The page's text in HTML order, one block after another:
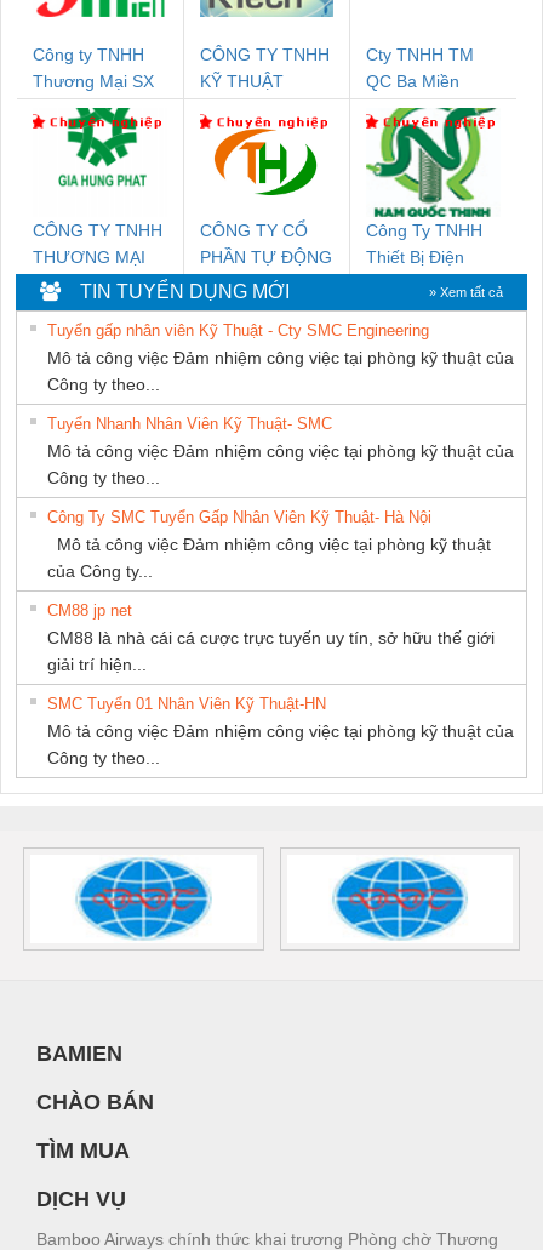
Công ty TNHH
Thương Mại SX
Ba Miền
CÔNG TY TNHH
KỸ THUẬT
NAM
Cty TNHH TM
QC Ba Miền
CÔNG TY TNHH
THƯƠNG MẠI
DỊCH VỤ KỸ
THUẬT ĐIỆN CƠ
GIA HƯNG PHÁT
CÔNG TY CỔ
PHẦN TỰ ĐỘNG
TIẾN HƯNG
Công Ty TNHH
Thiết Bị Điện
Nam Quốc Thịnh
TIN TUYỂN DỤNG MỚI » Xem tất cả
Tuyển gấp nhân viên Kỹ Thuật - Cty SMC Engineering
Mô tả công việc Đảm nhiệm công việc tại phòng kỹ thuật của
Công ty theo...
Tuyển Nhanh Nhân Viên Kỹ Thuật- SMC
Mô tả công việc Đảm nhiệm công việc tại phòng kỹ thuật của
Công ty theo...
Công Ty SMC Tuyển Gấp Nhân Viên Kỹ Thuật- Hà Nội
Mô tả công việc Đảm nhiệm công việc tại phòng kỹ thuật
của Công ty...
CM88 jp net
CM88 là nhà cái cá cược trực tuyến uy tín, sở hữu thế giới
giải trí hiện...
SMC Tuyển 01 Nhân Viên Kỹ Thuật-HN
Mô tả công việc Đảm nhiệm công việc tại phòng kỹ thuật của
Công ty theo...
BAMIEN
CHÀO BÁN
TÌM MUA
DỊCH VỤ
Bamboo Airways chính thức khai trương Phòng chờ Thương